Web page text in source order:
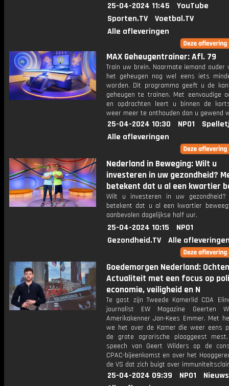
25-04-2024 11:45
YouTube
Sporten.TV
Voetbal.TV
Alle afleveringen
MAX Geheugentrainer: Afl. 79
Train uw brein. Naarmate iemand ouder
het geheugen nog wel eens iets
worden. Dit programma geeft u de
geheugen te trainen. Met eenvoudige
en opdrachten leert u binnen de
weer meer te onthouden dan u gewend
25-04-2024 10:30 NPO1
Alle afleveringen
Nederland in Beweging: Wilt u
investeren in uw gezondheid?
betekent dat u al een kwartier
Wilt u investeren in uw gezondheid?
betekent dat u al een kwartier
aanbevolen dagelijkse half uur.
25-04-2024 10:15
NPO1
Gezondheid.TV
Alle
Goedemorgen Nederland:
Actualiteit met een focus op
economie, veiligheid en N
Te gast zijn Tweede Kamerlid CDA
journalist EW Magazine Geerten
Amerikakenner Jan-Kees Emmer. Met
we het over de Kamer die weer eens
de grote agrarische plaaggeest
speech van Geert Wilders op de
CPAC-bijeenkomst en over het
de VS dat zich buigt over
25-04-2024 09:39 NPO1